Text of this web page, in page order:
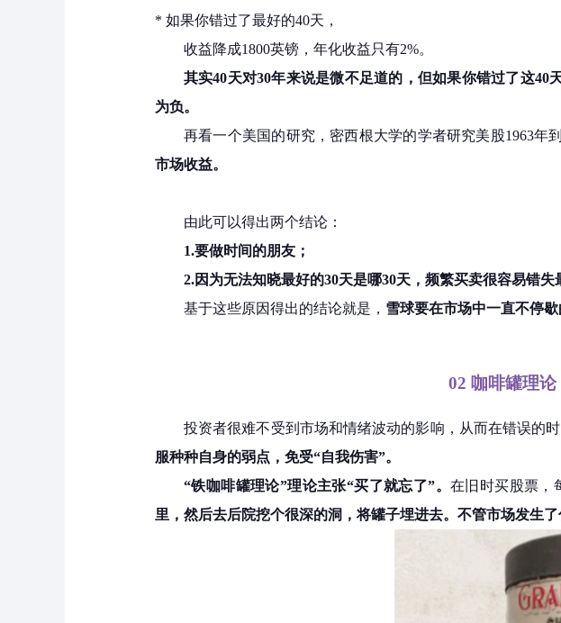
* 如果你错过了最好的40天，
收益降成1800英镑，年化收益只有2%。
其实40天对30年来说是微不足道的，但如果你错过了这40
为负。
再看一个美国的研究，密西根大学的学者研究美股1963年
市场收益。
由此可以得出两个结论：
1.要做时间的朋友；
2.因为无法知晓最好的30天是哪30天，频繁买卖很容易错失
基于这些原因得出的结论就是， 雪球要在市场中一直不停
02 咖啡罐理论
投资者很难不受到市场和情绪波动的影响，从而在错误的时
服种种自身的弱点，免受“自我伤害”。
“铁咖啡罐理论”理论主张“买了就忘了”。 在旧时买股票，
里，然后去后院挖个很深的洞，将罐子埋进去。不管市场发生了